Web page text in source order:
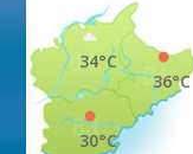
36°C
34°C
30°C